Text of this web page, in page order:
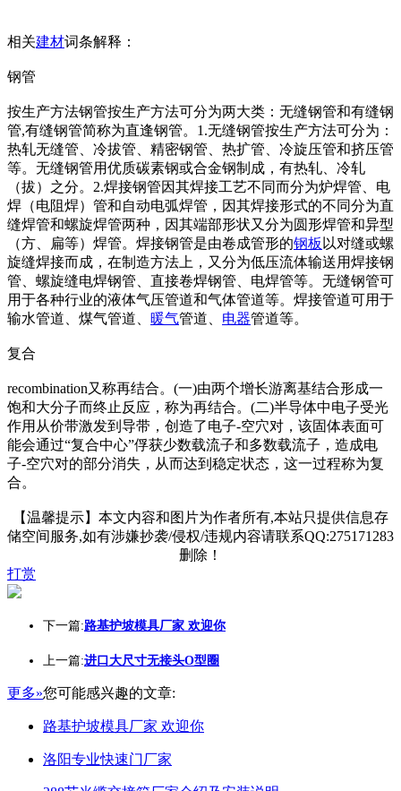
相关建材词条解释：
钢管
按生产方法钢管按生产方法可分为两大类：无缝钢管和有缝钢
管,有缝钢管简称为直逢钢管。1.无缝钢管按生产方法可分为：
热轧无缝管、冷拔管、精密钢管、热扩管、冷旋压管和挤压管
等。无缝钢管用优质碳素钢或合金钢制成，有热轧、冷轧
（拔）之分。2.焊接钢管因其焊接工艺不同而分为炉焊管、电
焊（电阻焊）管和自动电弧焊管，因其焊接形式的不同分为直
缝焊管和螺旋焊管两种，因其端部形状又分为圆形焊管和异型
（方、扁等）焊管。焊接钢管是由卷成管形的钢板 以对缝或螺
旋缝焊接而成，在制造方法上，又分为低压流体输送用焊接钢
管、螺旋缝电焊钢管、直接卷焊钢管、电焊管等。无缝钢管可
用于各种行业的液体气压管道和气体管道等。焊接管道可用于
输水管道、煤气管道、 暖气管道、 电器管道等。
复合
recombination又称再结合。(一)由两个增长游离基结合形成一
饱和大分子而终止反应，称为再结合。(二)半导体中电子受光
作用从价带激发到导带，创造了电子-空穴对，该固体表面可
能会通过“复合中心”俘获少数载流子和多数载流子，造成电
子-空穴对的部分消失，从而达到稳定状态，这一过程称为复
合。
【温馨提示】本文内容和图片为作者所有,本站只提供信息存
储空间服务,如有涉嫌抄袭/侵权/违规内容请联系QQ:275171283
删除！
打赏
下一篇:路基护坡模具厂家 欢迎你
上一篇:进口大尺寸无接头O型圈
更多»您可能感兴趣的文章:
路基护坡模具厂家 欢迎你
洛阳专业快速门厂家